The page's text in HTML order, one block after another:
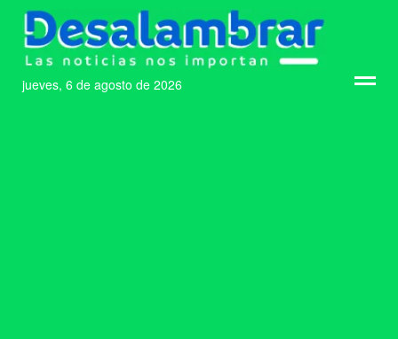
jueves, 6 de agosto de 2026